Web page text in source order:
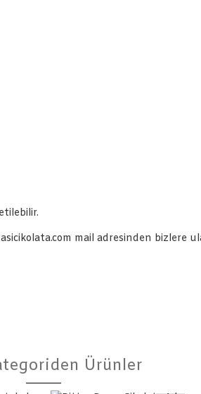
mail adresinden bizlere
Ürünler